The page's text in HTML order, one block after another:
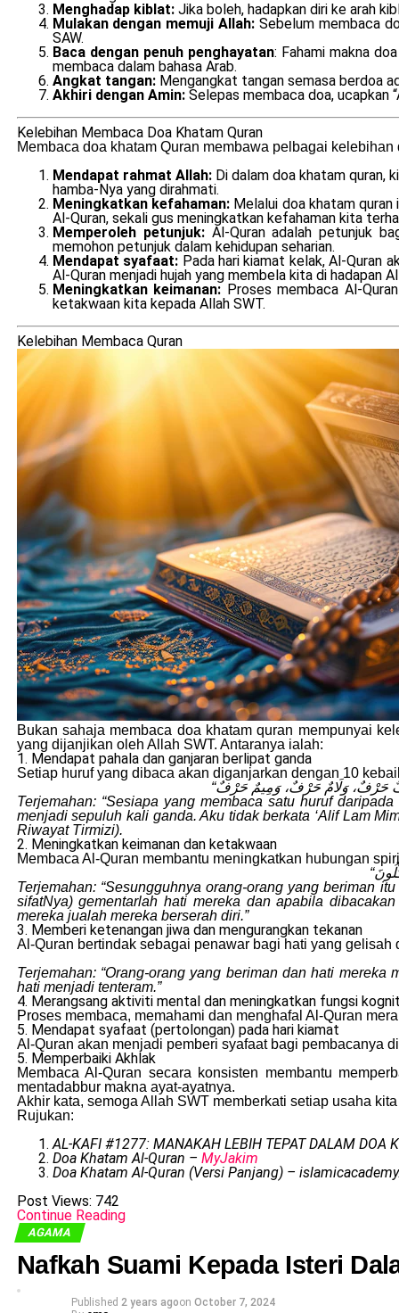
Menghadap kiblat: Jika boleh, hadapkan diri ke arah
Mulakan dengan memuji Allah: Sebelum membaca
SAW.
Baca dengan penuh penghayatan: Fahami makna
membaca dalam bahasa Arab.
Angkat tangan:Mengangkat tangan semasa berdoa
Akhiri dengan Amin:Selepas membaca doa, ucapkan
Kelebihan Membaca Doa Khatam Quran
Membaca doa khatam Quran membawa pelbagai
Mendapat rahmat Allah: Di dalam doa khatam quran,
hamba-Nya yang dirahmati.
Meningkatkan kefahaman: Melalui doa khatam
Al-Quran, sekali gus meningkatkan kefahaman kita
Memperoleh petunjuk: Al-Quran adalah petunjuk
memohon petunjuk dalam kehidupan seharian.
Mendapat syafaat: Pada hari kiamat kelak, Al-Quran
Al-Quran menjadi hujah yang membela kita di hadapan
Meningkatkan keimanan: Proses membaca Al-
ketakwaan kita kepada Allah SWT.
Kelebihan Membaca Quran
Bukan sahaja membaca doa khatam quran mempunyai
yang dijanjikan oleh Allah SWT. Antaranya ialah:
1. Mendapat pahala dan ganjaran berlipat ganda
Setiap huruf yang dibaca akan diganjarkan dengan 10
Terjemahan: “Sesiapa yang membaca satu huruf
menjadi sepuluh kali ganda. Aku tidak berkata ‘Alif Lam
Riwayat Tirmizi).
2. Meningkatkan keimanan dan ketakwaan
Membaca Al-Quran membantu meningkatkan hubungan
Terjemahan: “Sesungguhnya orang-orang yang beriman
sifatNya) gementarlah hati mereka dan apabila
mereka jualah mereka berserah diri.”
3. Memberi ketenangan jiwa dan mengurangkan tekanan
Al-Quran bertindak sebagai penawar bagi hati yang gelisah
Terjemahan: “Orang-orang yang beriman dan hati
hati menjadi tenteram.”
4. Merangsang aktiviti mental dan meningkatkan fungsi
Proses membaca, memahami dan menghafal Al-Quran
5. Mendapat syafaat (pertolongan) pada hari kiamat
Al-Quran akan menjadi pemberi syafaat bagi pembacanya
5. Memperbaiki Akhlak
Membaca Al-Quran secara konsisten membantu
mentadabbur makna ayat-ayatnya.
Akhir kata, semoga Allah SWT memberkati setiap usaha
Rujukan:
AL-KAFI #1277: MANAKAH LEBIH TEPAT DALAM DOA
Doa Khatam Al-Quran – MyJakim
Doa Khatam Al-Quran (Versi Panjang) –
Post Views: 742
Continue Reading
AGAMA
Nafkah Suami Kepada Isteri
Published 2 years agoon October 7, 2024